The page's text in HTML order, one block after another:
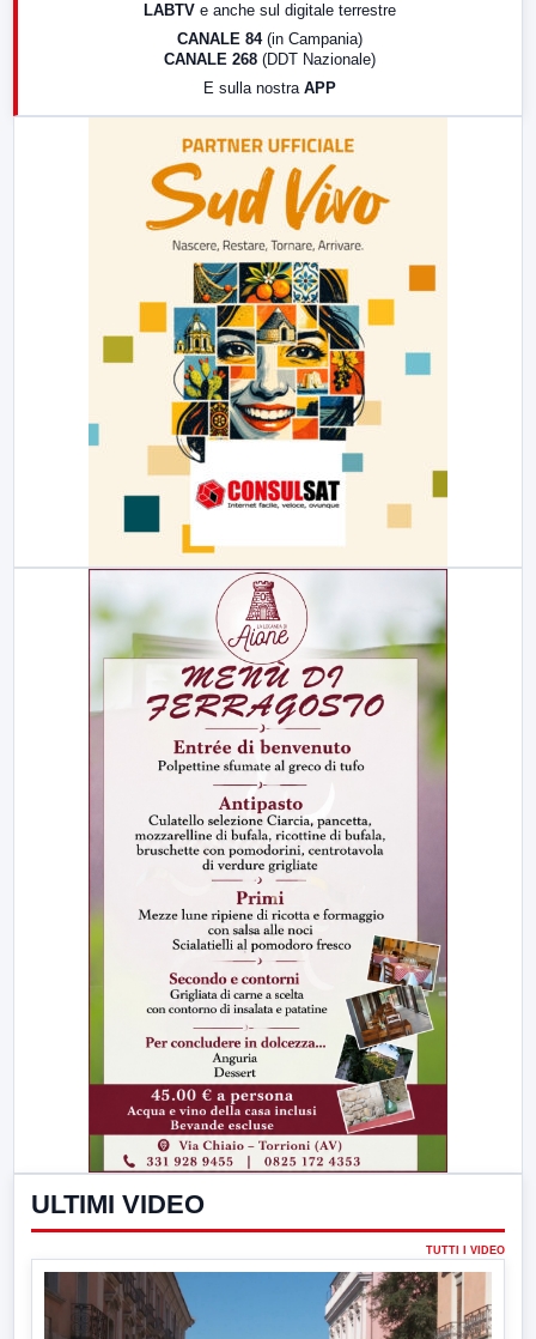
LABTV e anche sul digitale terrestre
CANALE 84 (in Campania)
CANALE 268 (DDT Nazionale)
E sulla nostra APP
ULTIMI VIDEO
TUTTI I VIDEO